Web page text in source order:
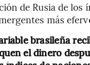
de Rusia de
más
brasileña
el dinero